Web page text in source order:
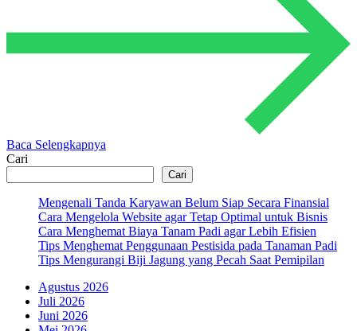
Baca Selengkapnya
Cari
Cari
Mengenali Tanda Karyawan Belum Siap Secara Finansial
Cara Mengelola Website agar Tetap Optimal untuk Bisnis
Cara Menghemat Biaya Tanam Padi agar Lebih Efisien
Tips Menghemat Penggunaan Pestisida pada Tanaman Padi
Tips Mengurangi Biji Jagung yang Pecah Saat Pemipilan
Agustus 2026
Juli 2026
Juni 2026